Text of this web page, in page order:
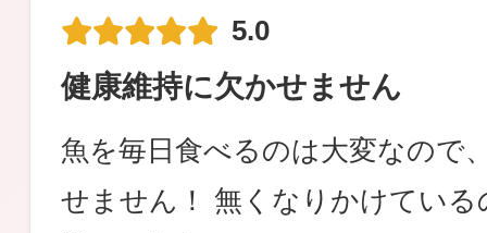
5.0
健康維持に欠かせません
魚を毎日食べるのは大変なので
せません！ 無くなりかけている